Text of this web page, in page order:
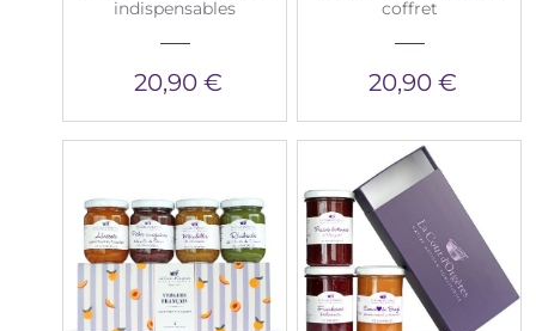
indispensables
20,90 €
coffret
20,90 €